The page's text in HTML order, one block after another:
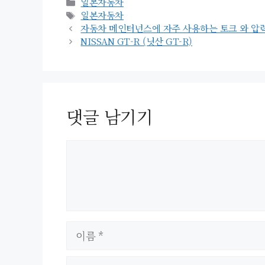
테
고
리
태
그
일본자동차
자동차 메인터넌스에 자주 사용하는 토크 와 압
NISSAN GT-R (닛산 GT-R)
댓글 남기기